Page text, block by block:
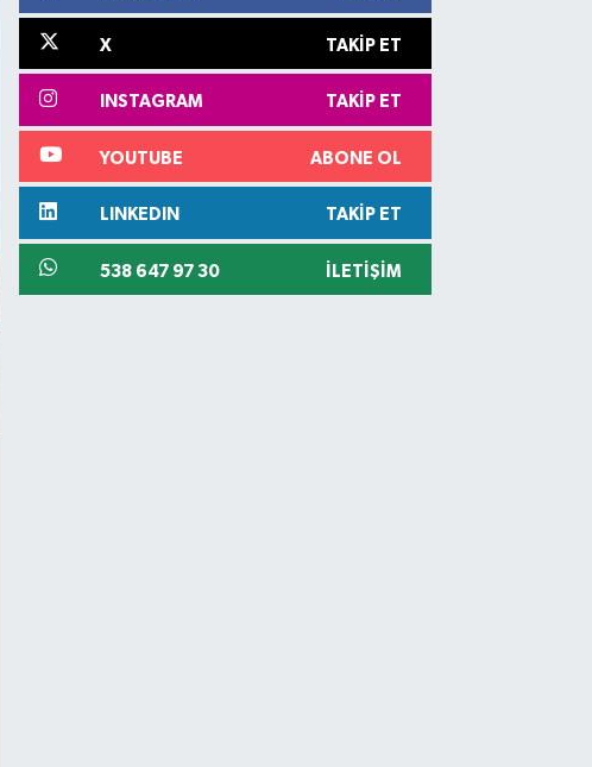
X TAKIP ET
INSTAGRAM TAKIP ET
YOUTUBE ABONE OL
LINKEDIN TAKIP ET
538 647 97 30 İLETIŞIM